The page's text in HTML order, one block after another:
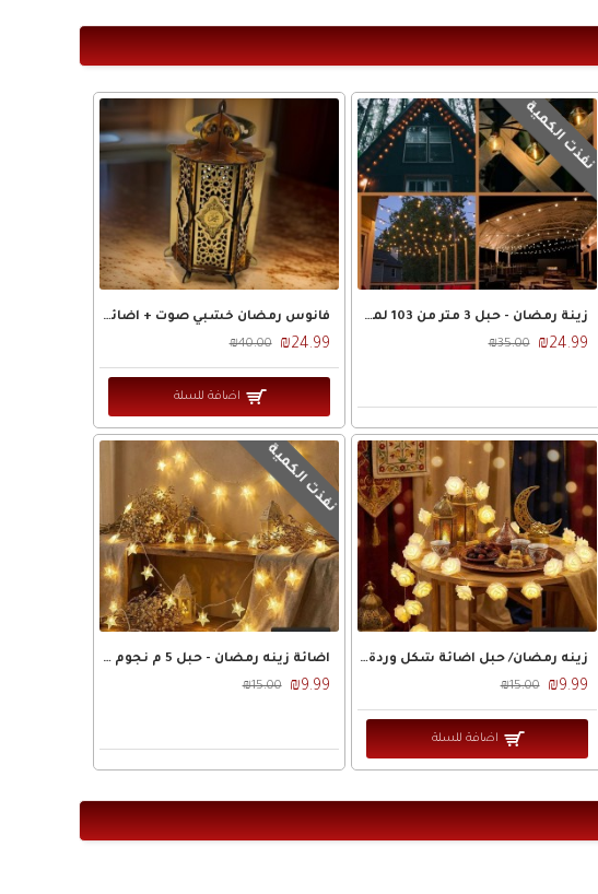
نفذت الكمية
زينة رمضان - حبل 3 متر من 103 لمبة ليد اصفر مع بطارية
₪24.99
₪35.00
فانوس رمضان خشبي صوت + اضائة موديل سندباد cnc
₪24.99
₪40.00
اضافة للسلة
زينه رمضان/ حبل اضائة شكل وردة لون ذهبي فيش كهرباء
₪9.99
₪15.00
اضافة للسلة
نفذت الكمية
اضائة زينه رمضان - حبل 5 م نجوم اشكال شفاف
₪9.99
₪15.00